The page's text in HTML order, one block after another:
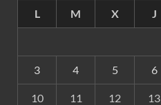
L
M X J
3 4 5 6
10 11 12 13